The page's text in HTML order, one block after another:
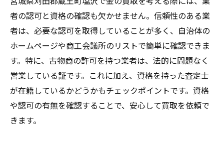
者の認可と資格の確認も欠かせません。信頼性のある業
者は、必要な認可を取得していることが多く、自治体の
ホームページや商工会議所のリストで簡単に確認できま
す。特に、古物商の許可を持つ業者は、法的に問題なく
営業している証です。これに加え、資格を持った査定士
が在籍しているかどうかもチェックポイントです。資格
や認可の有無を確認することで、安心して買取を依頼で
きます。